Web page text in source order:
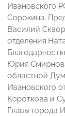
Ивановского
Сорокина.
Василий
отделения
Юрия
областной
Ивановского
Короткова и
Главы города